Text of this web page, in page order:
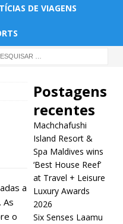
DE VIAGENS
+
a
As
o
Postagens
recentes
Machchafushi
Island Resort &
Spa Maldives wins
‘Best House Reef’
at Travel + Leisure
Luxury Awards
2026
Six Senses Laamu